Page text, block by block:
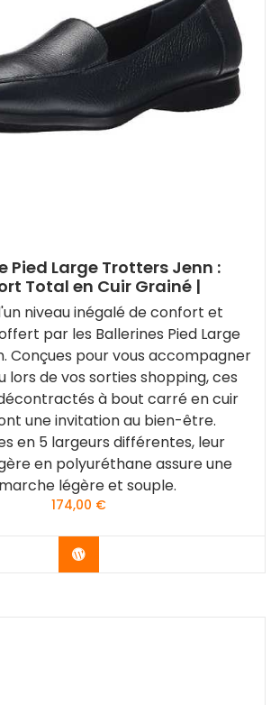
Pied Large Trotters Jenn :
Total en Cuir Grainé |
niveau inégalé de confort et
par les Ballerines Pied Large
Conçues pour vous accompagner
lors de vos sorties shopping, ces
à bout carré en cuir
une invitation au bien-être.
en 5 largeurs différentes, leur
en polyuréthane assure une
légère et souple.
174,00 €
Vérifier le dernier prix